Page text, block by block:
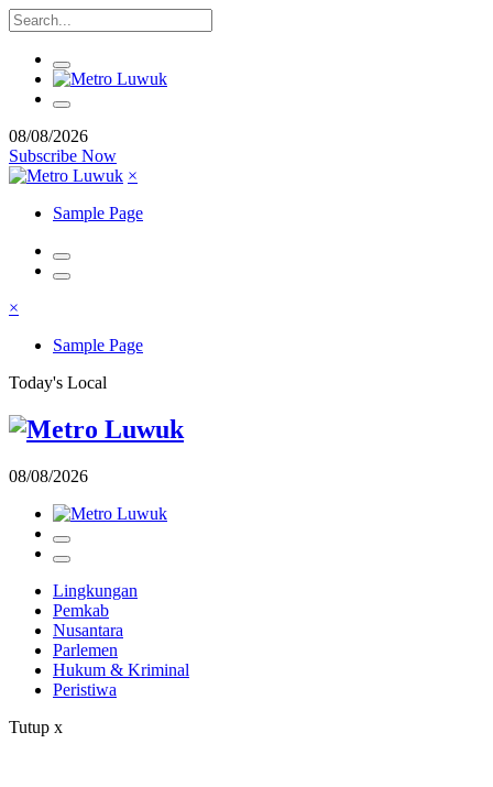
08/08/2026
Subscribe Now
×
Sample Page
×
Sample Page
Today's Local
08/08/2026
Lingkungan
Pemkab
Nusantara
Parlemen
Hukum & Kriminal
Peristiwa
Tutup x